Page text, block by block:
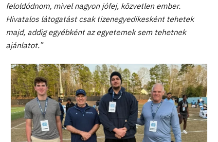
feloldódnom, mivel nagyon jófej, közvetlen ember.
Hivatalos látogatást csak tizenegyedikesként tehetek
majd, addig egyébként az egyetemek sem tehetnek
ajánlatot.”